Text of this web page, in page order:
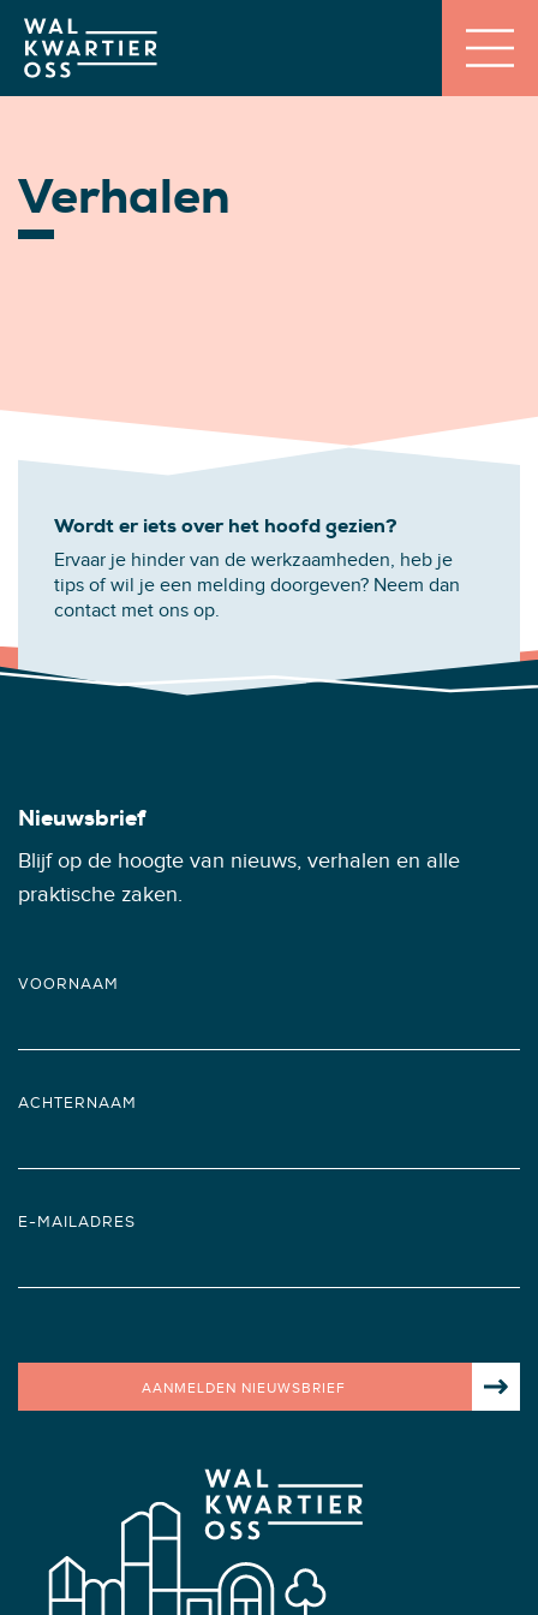
Verhalen
Wordt er iets over het hoofd gezien?
Ervaar je hinder van de werkzaamheden, heb je
tips of wil je een melding doorgeven? Neem dan
contact met ons op.
Nieuwsbrief
Blijf op de hoogte van nieuws, verhalen en alle
praktische zaken.
VOORNAAM
ACHTERNAAM
E-MAILADRES
AANMELDEN NIEUWSBRIEF